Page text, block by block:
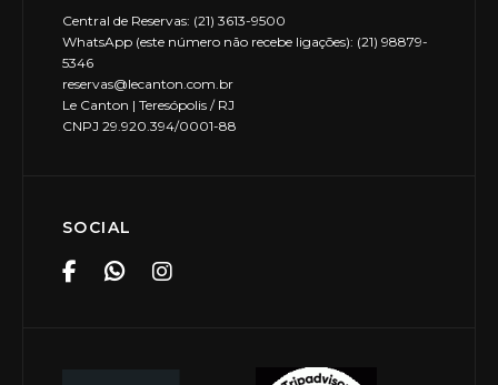
Central de Reservas: (21) 3613-9500
WhatsApp (este número não recebe ligações): (21) 98879-
5346
reservas@lecanton.com.br
Le Canton | Teresópolis / RJ
CNPJ 29.920.394/0001-88
SOCIAL